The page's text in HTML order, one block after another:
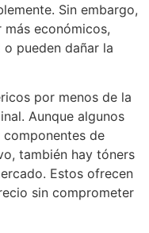
Sin embargo,
económicos,
pueden dañar la
por menos de la
Aunque algunos
de
también hay tóners
Estos ofrecen
sin comprometer